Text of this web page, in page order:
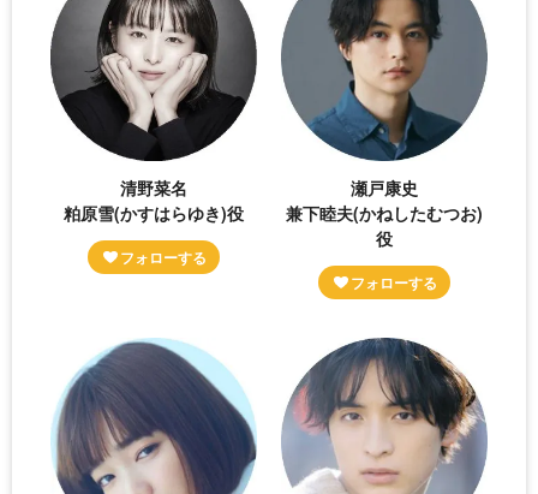
清野菜名
粕原雪(かすはらゆき)役
瀬戸康史
兼下睦夫(かねしたむつお)
役